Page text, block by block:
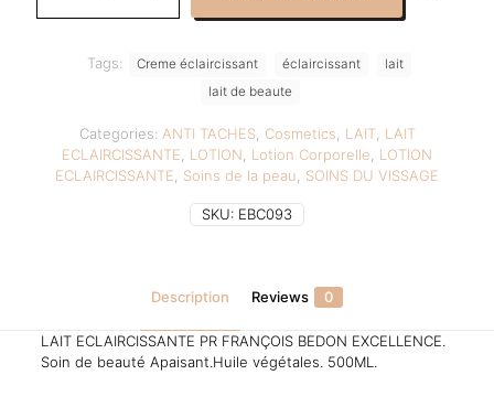
quantity
SKU: EBC093
Categories: ANTI TACHES, Cosmetics LAIT, LAIT
ECLAIRCISSANTE
LOTION Lotion Corporelle
LOTION
ECLAIRCISSANTE
Soins de la peau SOINS DU VISSAGE
Tags: Creme éclaircissant éclaircissant
lait
lait de beaute
Description Reviews 0
LAIT ECLAIRCISSANTE PR FRANÇOIS BEDON EXCELLENCE.
Soin de beauté Apaisant.Huile végétales. 500ML.